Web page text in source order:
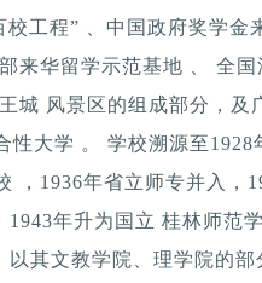
工程” 、中国政府奖学金
来华留学示范基地 、 全
城 风景区的组成部分，及
性大学 。 学校溯源至1928
，1936年省立师专并入，
1943年升为国立 桂林师范
以其文教学院、理学院的